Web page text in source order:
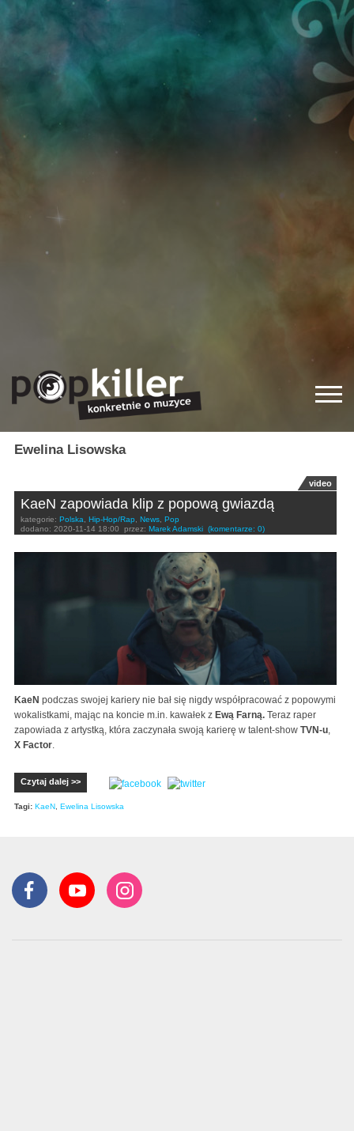
Ewelina Lisowska
video
KaeN zapowiada klip z popową gwiazdą
kategorie: Polska, Hip-Hop/Rap, News, Pop
dodano: 2020-11-14 18:00 przez: Marek Adamski (komentarze: 0)
KaeN podczas swojej kariery nie bał się nigdy współpracować z popowymi
wokalistkami, mając na koncie m.in. kawałek z Ewą Farną. Teraz raper
zapowiada z artystką, która zaczynała swoją karierę w talent-show TVN-u,
X Factor.
Czytaj dalej >>
Tagi: KaeN, Ewelina Lisowska